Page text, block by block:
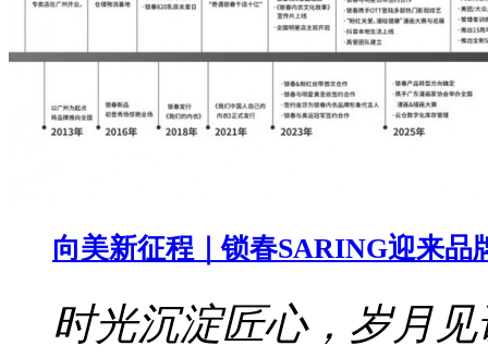
向美新征程｜锁春SARING迎来品
时光沉淀匠心，岁月